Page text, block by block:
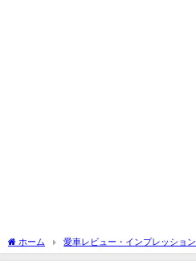
ホーム 愛車レビュー・インプレッション
インプレ/中古/価格【ユーザーレポート】